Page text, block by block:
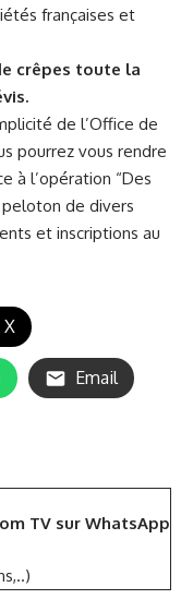
françaises et
crêpes toute la
de l’Office de
pourrez vous rendre
à l’opération “Des
de divers
et inscriptions au
X
Email
TV sur WhatsApp